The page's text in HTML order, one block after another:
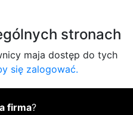
stronach
maja dostęp do tych
się zalogować.
firma?